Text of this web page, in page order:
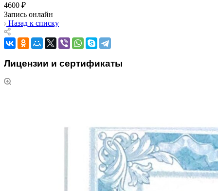
4600 ₽
Запись онлайн
Назад к списку
Лицензии и сертификаты